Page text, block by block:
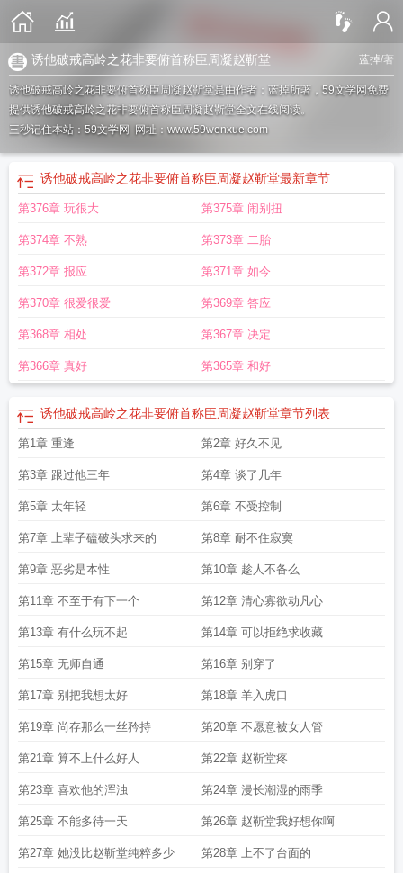
蓝掉/著
诱他破戒高岭之花非要俯首称臣周凝赵靳堂
诱他破戒高岭之花非要俯首称臣周凝赵靳堂是由作者：蓝掉所著，59文学网免费
提供诱他破戒高岭之花非要俯首称臣周凝赵靳堂全文在线阅读。
三秒记住本站：59文学网 网址：www.59wenxue.com
诱他破戒高岭之花非要俯首称臣周凝赵靳堂最新章节
第376章 玩很大 第375章 闹别扭
第374章 不熟 第373章 二胎
第372章 报应 第371章 如今
第370章 很爱很爱 第369章 答应
第368章 相处 第367章 决定
第366章 真好 第365章 和好
诱他破戒高岭之花非要俯首称臣周凝赵靳堂章节列表
第1章 重逢 第2章 好久不见
第3章 跟过他三年 第4章 谈了几年
第5章 太年轻 第6章 不受控制
第7章 上辈子磕破头求来的 第8章 耐不住寂寞
第9章 恶劣是本性 第10章 趁人不备么
第11章 不至于有下一个 第12章 清心寡欲动凡心
第13章 有什么玩不起 第14章 可以拒绝求收藏
第15章 无师自通 第16章 别穿了
第17章 别把我想太好 第18章 羊入虎口
第19章 尚存那么一丝矜持 第20章 不愿意被女人管
第21章 算不上什么好人 第22章 赵靳堂疼
第23章 喜欢他的浑浊 第24章 漫长潮湿的雨季
第25章 不能多待一天 第26章 赵靳堂我好想你啊
第27章 她没比赵靳堂纯粹多少 第28章 上不了台面的